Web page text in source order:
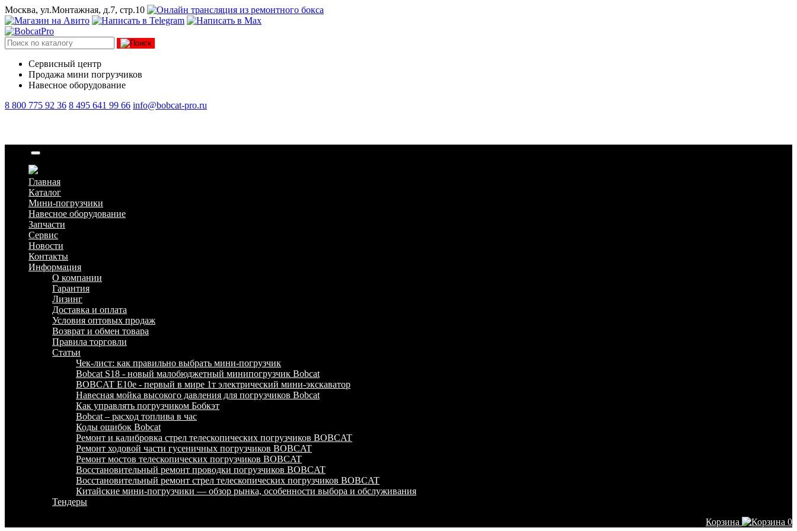
Москва, ул.Монтажная, д.7, стр.10
Сервисный центр
Продажа мини погрузчиков
Навесное оборудование
8 800 775 92 36 8 495 641 99 66 info@bobcat-pro.ru
Главная
Каталог
Мини-погрузчики
Навесное оборудование
Запчасти
Сервис
Новости
Контакты
Информация
О компании
Гарантия
Лизинг
Доставка и оплата
Условия оптовых продаж
Возврат и обмен товара
Правила торговли
Статьи
Чек-лист: как правильно выбрать мини-погрузчик
Bobcat S18 - новый малобюджетный минипогрузчик Bobcat
BOBCAT E10e - первый в мире 1т электрический мини-экскаватор
Навесная мойка высокого давления для погрузчиков Bobcat
Как управлять погрузчиком Бобкэт
Bobcat – расход топлива в час
Коды ошибок Bobcat
Ремонт и калибровка стрел телескопических погрузчиков BOBCAT
Ремонт ходовой части гусеничных погрузчиков BOBCAT
Ремонт мостов телескопических погрузчиков BOBCAT
Восстановительный ремонт проводки погрузчиков BOBCAT
Восстановительный ремонт стрел телескопических погрузчиков BOBCAT
Китайские мини-погрузчики — обзор рынка, особенности выбора и обслуживания
Тендеры
Корзина
0